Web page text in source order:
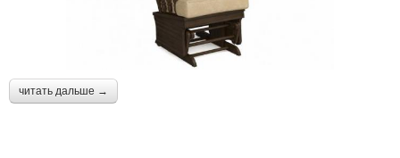
читать дальше →